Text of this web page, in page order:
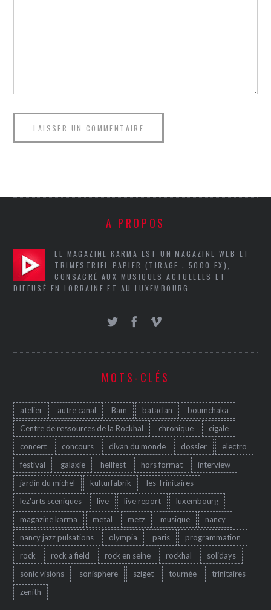
A PROPOS
LE MAGAZINE KARMA EST UN MAGAZINE WEB ET
TRIMESTRIEL PAPIER (TIRAGE : 5000 EX),
CONSACRÉ AUX MUSIQUES ACTUELLES ET
DIFFUSÉ EN LORRAINE ET AU LUXEMBOURG.
MOTS-CLÉS
atelier autre canal Bam bataclan
boumchaka
Centre de ressources de la Rockhal
chronique
cigale
concert
concours divan du monde dossier
electro
festival
galaxie hellfest hors format
interview
jardin du michel
kulturfabrik
les Trinitaires
lez'arts sceniques
live live report
luxembourg
magazine karma
metal metz musique
nancy
nancy jazz pulsations
olympia paris
programmation
rock
rock a field rock en seine rockhal
solidays
sonic visions
sonisphere sziget tournée
trinitaires
zenith